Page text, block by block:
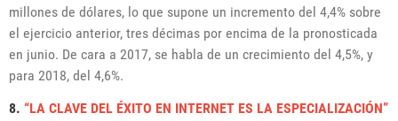
millones de dólares, lo que supone un incremento del 4,4% sobre
el ejercicio anterior, tres décimas por encima de la pronosticada
en junio. De cara a 2017, se habla de un crecimiento del 4,5%, y
para 2018, del 4,6%.
8. “LA CLAVE DEL ÉXITO EN INTERNET ES LA ESPECIALIZACIÓN”